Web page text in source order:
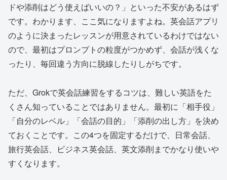
ドや添削はどう使えばいいの？」といった不安があるはず
です。わかります、ここ気になりますよね。英会話アプリ
のように決まったレッスンが用意されているわけではない
ので、最初はプロンプトの粒度がつかめず、会話が浅くな
ったり、毎回違う方向に脱線したりしがちです。
ただ、Grokで英会話練習をするコツは、難しい英語をた
くさん知っていることではありません。最初に「相手役」
「自分のレベル」「会話の目的」「添削の出し方」を決め
ておくことです。この4つを固定するだけで、日常会話、
旅行英会話、ビジネス英会話、英文添削までかなり使いや
すくなります。